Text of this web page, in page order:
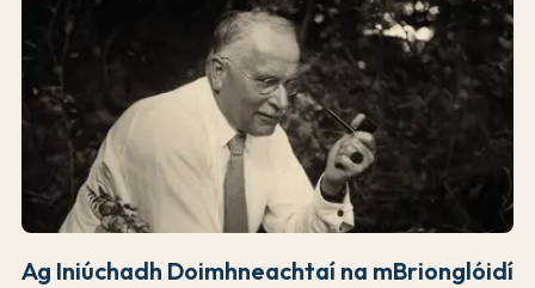
Ag Iniúchadh Doimhneachtaí na mBrionglóidí